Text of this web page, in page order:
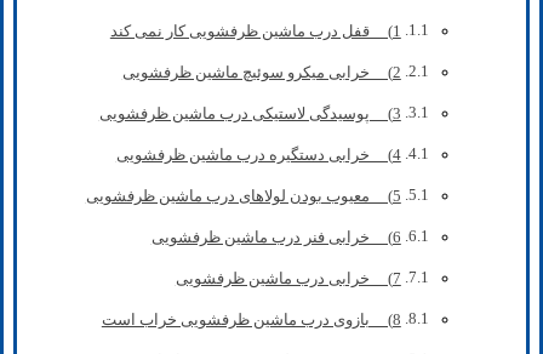
1) قفل درب ماشین ظرفشویی کار نمی کند
2) خرابی میکرو سوئیچ ماشین ظرفشویی
3) پوسیدگی لاستیکی درب ماشین ظرفشویی
4) خرابی دستگیره درب ماشین ظرفشویی
5) معیوب بودن لولاهای درب ماشین ظرفشویی
6) خرابی فنر درب ماشین ظرفشویی
7) خرابی درب ماشین ظرفشویی
8) بازوی درب ماشین ظرفشویی خراب است